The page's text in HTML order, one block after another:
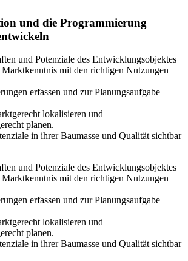
und die Programmierung
und Potenziale des Entwicklungsobjektes
mit den richtigen Nutzungen
erfassen und zur Planungsaufgabe
lokalisieren und
planen.
in ihrer Baumasse und Qualität sichtbar
und Potenziale des Entwicklungsobjektes
mit den richtigen Nutzungen
erfassen und zur Planungsaufgabe
lokalisieren und
planen.
in ihrer Baumasse und Qualität sichtbar